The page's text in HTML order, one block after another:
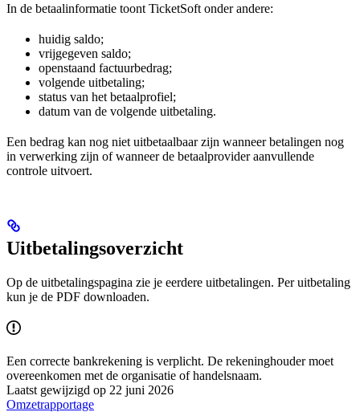
In de betaalinformatie toont TicketSoft onder andere:
huidig saldo;
vrijgegeven saldo;
openstaand factuurbedrag;
volgende uitbetaling;
status van het betaalprofiel;
datum van de volgende uitbetaling.
Een bedrag kan nog niet uitbetaalbaar zijn wanneer betalingen nog
in verwerking zijn of wanneer de betaalprovider aanvullende
controle uitvoert.
Uitbetalingsoverzicht
Op de uitbetalingspagina zie je eerdere uitbetalingen. Per uitbetaling
kun je de PDF downloaden.
Een correcte bankrekening is verplicht. De rekeninghouder moet
overeenkomen met de organisatie of handelsnaam.
Laatst gewijzigd op 22 juni 2026
Omzetrapportage